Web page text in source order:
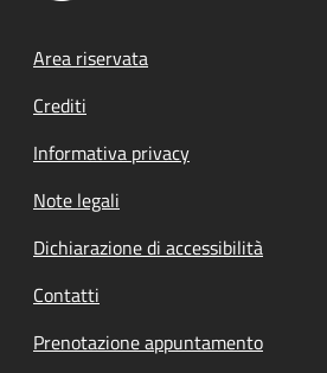
Footer menu
Area riservata
Crediti
Informativa privacy
Note legali
Dichiarazione di accessibilità
Contatti
Prenotazione appuntamento